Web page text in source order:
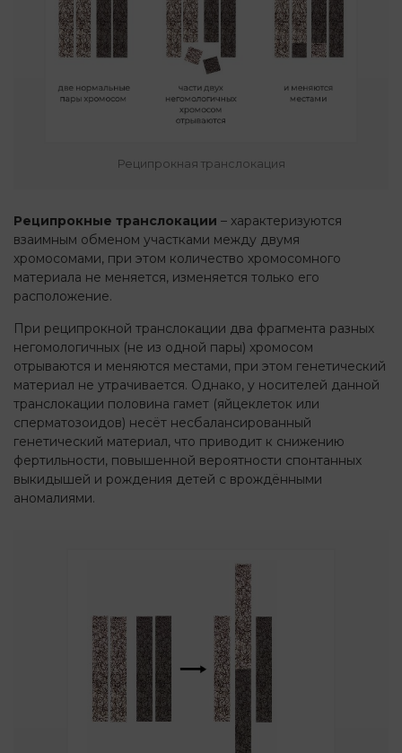
Реципрокная транслокация
Реципрокные транслокации – характеризуются
взаимным обменом участками между двумя
хромосомами, при этом количество хромосомного
материала не меняется, изменяется только его
расположение.
При реципрокной транслокации два фрагмента разных
негомологичных (не из одной пары) хромосом
отрываются и меняются местами, при этом генетический
материал не утрачивается. Однако, у носителей данной
транслокации половина гамет (яйцеклеток или
сперматозоидов) несёт несбалансированный
генетический материал, что приводит к снижению
фертильности, повышенной вероятности спонтанных
выкидышей и рождения детей с врождёнными
аномалиями.